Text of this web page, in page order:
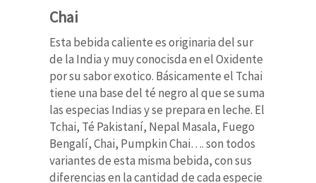
Chai
Esta bebida caliente es originaria del sur
de la India y muy conocisda en el Oxidente
por su sabor exotico. Básicamente el Tchai
tiene una base del té negro al que se suma
las especias Indias y se prepara en leche. El
Tchai, Té Pakistaní, Nepal Masala, Fuego
Bengalí, Chai, Pumpkin Chai…. son todos
variantes de esta misma bebida, con sus
diferencias en la cantidad de cada especie